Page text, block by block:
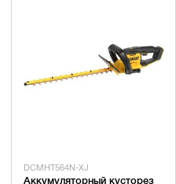
DCMHT564N-XJ
Аккумуляторный кусторез